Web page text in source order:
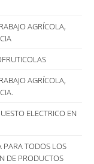
AGRÍCOLA,
AGRÍCOLA,
ELECTRICO EN
PARA TODOS LOS
DE PRODUCTOS